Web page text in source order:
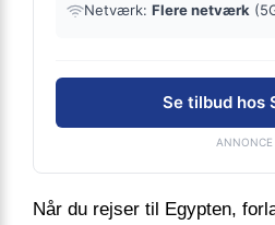
Netværk: Flere netværk
Se tilbud hos
ANNONCE
Når du rejser til Egypten,